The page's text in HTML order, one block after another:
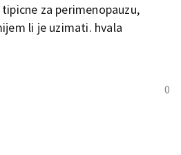
za perimenopauzu,
li je uzimati. hvala
0